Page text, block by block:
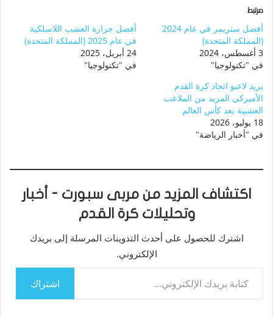
مرتبط
أفضل ستريمر في عام 2024
(المملكة المتحدة)
3 أغسطس، 2024
في "تكنولوجيا"
أفضل جزازة العشب اللاسلكية
في عام 2025 (المملكة المتحدة)
24 أبريل، 2025
في "تكنولوجيا"
يريد لاعبو اتحاد كرة القدم
الأميركي المزيد من الملاعب
العشبية بعد كأس العالم
18 يوليو، 2026
في "أخبار الرياضة"
اكتشاف المزيد من مربى سبورت - أخبار
وتحليلات كرة القدم
اشترك للحصول على أحدث التدوينات المرسلة إلى بريدك
الإلكتروني.
كتابة بريدك الإلكتروني...
اشتراك